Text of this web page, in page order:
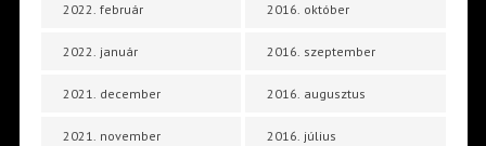
2022. február
2022. január
2021. december
2021. november
2016. október
2016. szeptember
2016. augusztus
2016. július